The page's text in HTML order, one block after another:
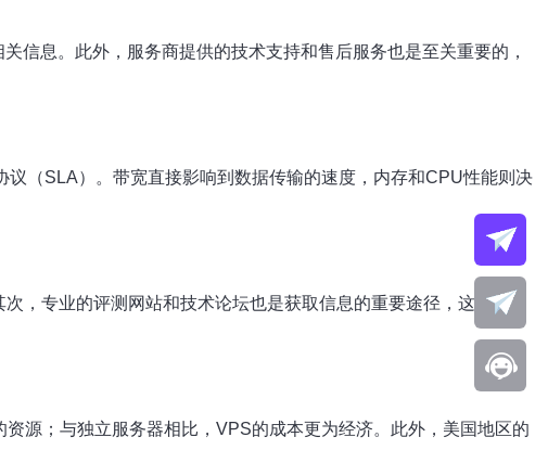
信息。此外，服务商提供的技术支持和售后服务也是至关重要的，
（SLA）。带宽直接影响到数据传输的速度，内存和CPU性能则决
，专业的评测网站和技术论坛也是获取信息的重要途径，这些平台
源；与独立服务器相比，VPS的成本更为经济。此外，美国地区的